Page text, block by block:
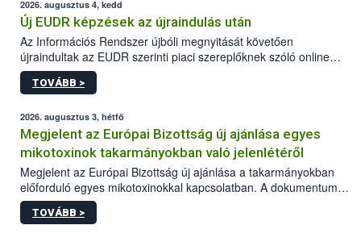
2026. augusztus 4, kedd
Új EUDR képzések az újraindulás után
Az Információs Rendszer újbóli megnyitását követően
újraindultak az EUDR szerinti piaci szereplőknek szóló online
képzések.
TOVÁBB >
2026. augusztus 3, hétfő
Megjelent az Európai Bizottság új ajánlása egyes
mikotoxinok takarmányokban való jelenlétéről
Megjelent az Európai Bizottság új ajánlása a takarmányokban
előforduló egyes mikotoxinokkal kapcsolatban. A dokumentum
2027-től új irányértékek alkalmazását írja elő, és a jelenleg
hatályos uniós ajánlások helyébe lép.
TOVÁBB >